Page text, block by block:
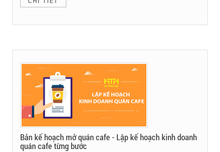
Bản kế hoạch mở quán cafe - Lập kế hoạch kinh doanh
quán cafe từng bước